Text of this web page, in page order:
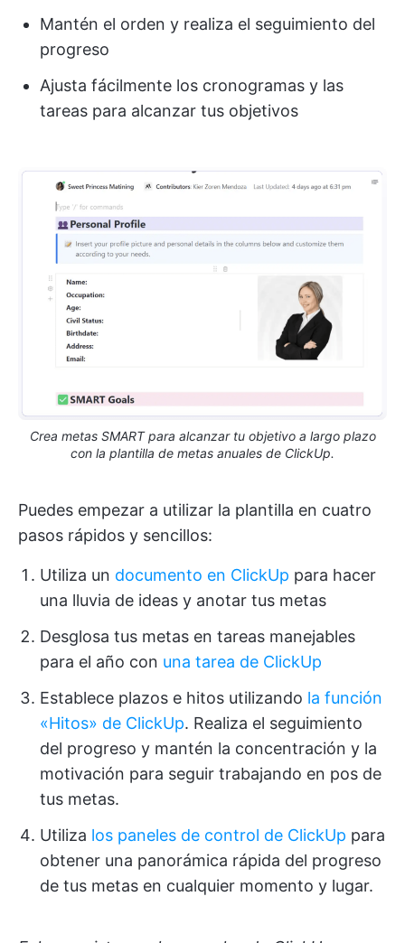
Mantén el orden y realiza el seguimiento del
progreso
Ajusta fácilmente los cronogramas y las
tareas para alcanzar tus objetivos
Crea metas SMART para alcanzar tu objetivo a largo plazo
con la plantilla de metas anuales de ClickUp.
Puedes empezar a utilizar la plantilla en cuatro
pasos rápidos y sencillos:
Utiliza un documento en ClickUp para hacer
una lluvia de ideas y anotar tus metas
Desglosa tus metas en tareas manejables
para el año con una tarea de ClickUp
Establece plazos e hitos utilizando la función
«Hitos» de ClickUp. Realiza el seguimiento
del progreso y mantén la concentración y la
motivación para seguir trabajando en pos de
tus metas.
Utiliza los paneles de control de ClickUp para
obtener una panorámica rápida del progreso
de tus metas en cualquier momento y lugar.